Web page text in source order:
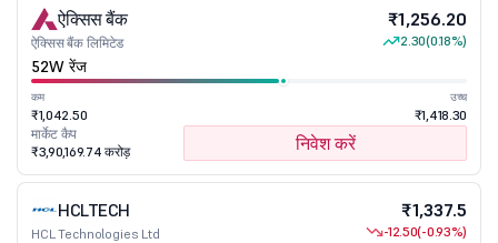
ऐक्सिस बैंक
ऐक्सिस बैंक लिमिटेड
₹1,256.20
2.30(0.18%)
52W रेंज
कम
₹1,042.50
उच्च
₹1,418.30
मार्केट कैप
₹3,90,169.74 करोड़
निवेश करें
HCLTECH
HCL Technologies Ltd
₹1,337.5
-12.50(-0.93%)